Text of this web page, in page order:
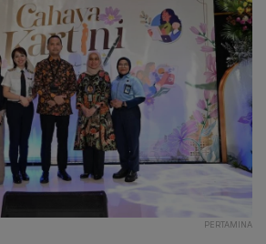
PERTAMINA